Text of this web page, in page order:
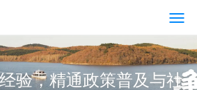
验，精通政策普及与社